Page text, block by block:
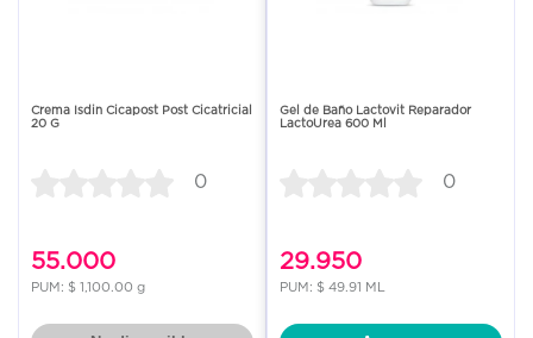
Crema Isdin Cicapost Post Cicatricial
20 G
0
55.000
PUM: $ 1,100.00 g
Gel de Baño Lactovit Reparador
LactoUrea 600 Ml
0
29.950
PUM: $ 49.91 ML